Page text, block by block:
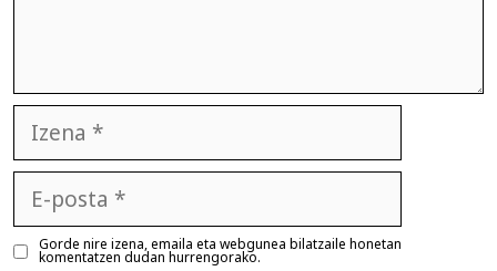
posta
Gorde nire izena, emaila eta webgunea bilatzaile honetan
komentatzen dudan hurrengorako.